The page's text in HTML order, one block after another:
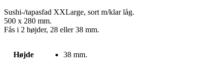
Sushi-/tapasfad XXLarge, sort m/klar låg.
500 x 280 mm.
Fås i 2 højder, 28 eller 38 mm.
Højde 38 mm.